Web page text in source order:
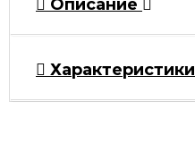
Описание
Характеристики